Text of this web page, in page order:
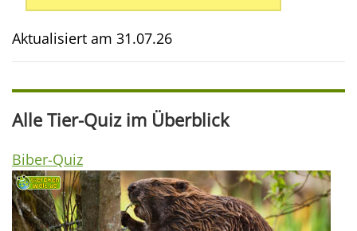
Aktualisiert am 31.07.26
Alle Tier-Quiz im Überblick
Biber-Quiz